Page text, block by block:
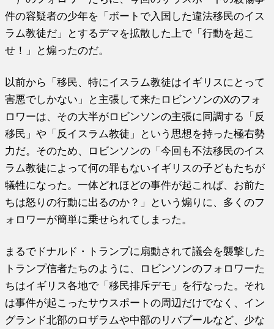
件の容疑者の少年を「ボートで入国した違法移民のイス
ラム教徒だ」とするデマを拡散した上で「行動を起こ
せ！」と煽ったのだ。
以前から「移民、特にイスラム教徒はイギリスにとって
害悪でしかない」と主張して来たロビンソンのXのフォ
ロワーは、その大半がロビンソンの主張に同調する「反
移民」や「反イスラム教徒」という思想を持った極右勢
力だ。そのため、ロビンソンの「今回も不法移民のイス
ラム教徒によって何の罪もないイギリスの子どもたちが
犠牲になった。一体どれほどの事件が起これば、お前た
ちは怒りの行動に出るのか？」という煽りに、多くのフ
ォロワーが簡単に乗せられてしまった。
まるでドナルド・トランプに扇動されて議会を襲撃した
トランプ信者たちのように、ロビンソンのフォロワーた
ちはイギリス各地で「移民排斥デモ」を行なった。それ
は事件が起こったサウスポートの周辺だけでなく、イン
グランド北部のロザラムや中部のリバプールなど、少な